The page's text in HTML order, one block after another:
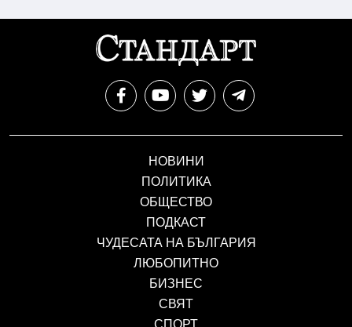
НОВИНИ
ПОЛИТИКА
ОБЩЕСТВО
ПОДКАСТ
ЧУДЕСАТА НА БЪЛГАРИЯ
ЛЮБОПИТНО
БИЗНЕС
СВЯТ